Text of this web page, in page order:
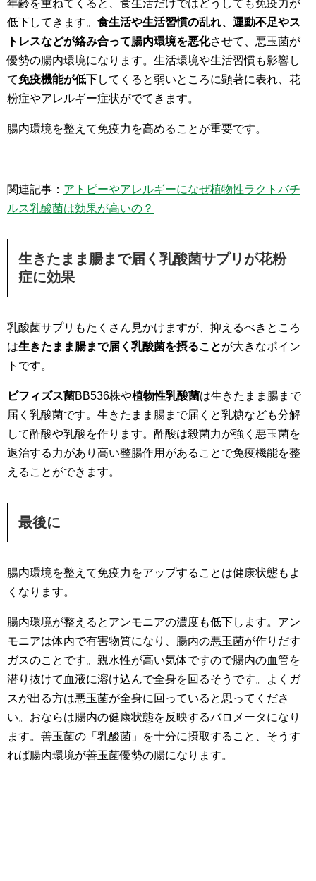
年齢を重ねてくると、食生活だけではどうしても免疫力が
低下してきます。 食生活や生活習慣の乱れ、運動不足やス
トレスなどが絡み合って腸内環境を悪化させて、悪玉菌が
優勢の腸内環境になります。生活環境や生活習慣も影響し
て免疫機能が低下してくると弱いところに顕著に表れ、花
粉症やアレルギー症状がでてきます。
腸内環境を整えて免疫力を高めることが重要です。
関連記事： アトピーやアレルギーになぜ植物性ラクトバチ
ルス乳酸菌は効果が高いの？
生きたまま腸まで届く乳酸菌サプリが花粉
症に効果
乳酸菌サプリもたくさん見かけますが、抑えるべきところ
は生きたまま腸まで届く乳酸菌を摂ることが大きなポイン
トです。
ビフィズス菌BB536株や植物性乳酸菌は生きたまま腸まで
届く乳酸菌です。生きたまま腸まで届くと乳糖なども分解
して酢酸や乳酸を作ります。酢酸は殺菌力が強く悪玉菌を
退治する力があり高い整腸作用があることで免疫機能を整
えることができます。
最後に
腸内環境を整えて免疫力をアップすることは健康状態もよ
くなります。
腸内環境が整えるとアンモニアの濃度も低下します。アン
モニアは体内で有害物質になり、腸内の悪玉菌が作りだす
ガスのことです。親水性が高い気体ですので腸内の血管を
潜り抜けて血液に溶け込んで全身を回るそうです。よくガ
スが出る方は悪玉菌が全身に回っていると思ってくださ
い。おならは腸内の健康状態を反映するバロメータになり
ます。善玉菌の「乳酸菌」を十分に摂取すること、そうす
れば腸内環境が善玉菌優勢の腸になります。